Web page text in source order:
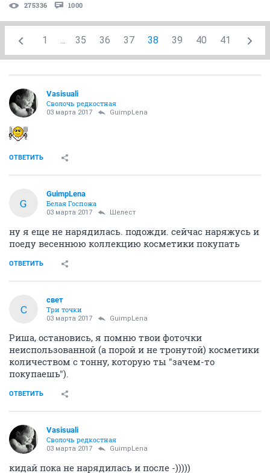
275336 1000
1 ... 35 36 37 38 39 40 41
Vasisuali
Сволочь редкостная
03 марта 2017 GuimpLena
ОТВЕТИТЬ
G
GuimpLena
Белая Госпожа
03 марта 2017 Шелест
ну я еще не нарядилась. подожди. сейчас наряжусь и
поеду весеннюю коллекцию косметики покупать
ОТВЕТИТЬ
С
свет
Три точки
03 марта 2017 GuimpLena
Риша, остановись, я помню твои фоточки
неиспользованной (а порой и не тронутой) косметики
количеством с тонну, которую ты "зачем-то
покупаешь").
ОТВЕТИТЬ
Vasisuali
Сволочь редкостная
03 марта 2017 GuimpLena
кидай пока не нарядилась и после -)))))